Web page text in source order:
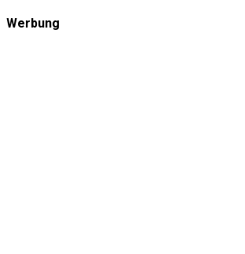
Werbung